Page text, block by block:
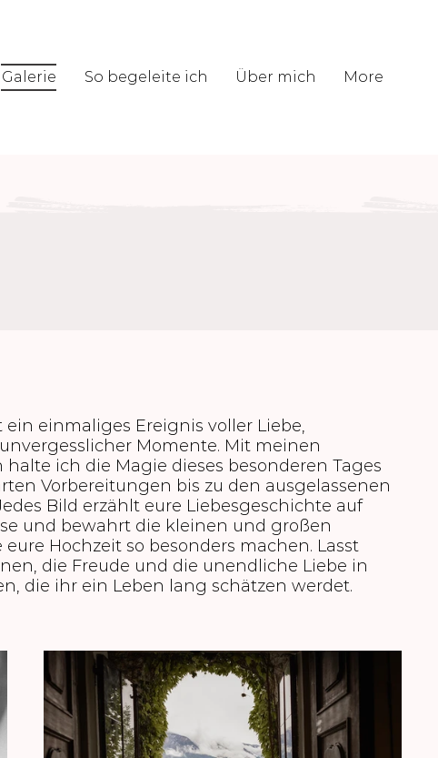
Galerie So begeleite ich Über mich More
ein einmaliges Ereignis voller Liebe,
Momente. Mit meinen
halte ich die Magie dieses besonderen Tages
Vorbereitungen bis zu den ausgelassenen
Bild erzählt eure Liebesgeschichte auf
und bewahrt die kleinen und großen
Hochzeit so besonders machen. Lasst
die Freude und die unendliche Liebe in
die ihr ein Leben lang schätzen werdet.